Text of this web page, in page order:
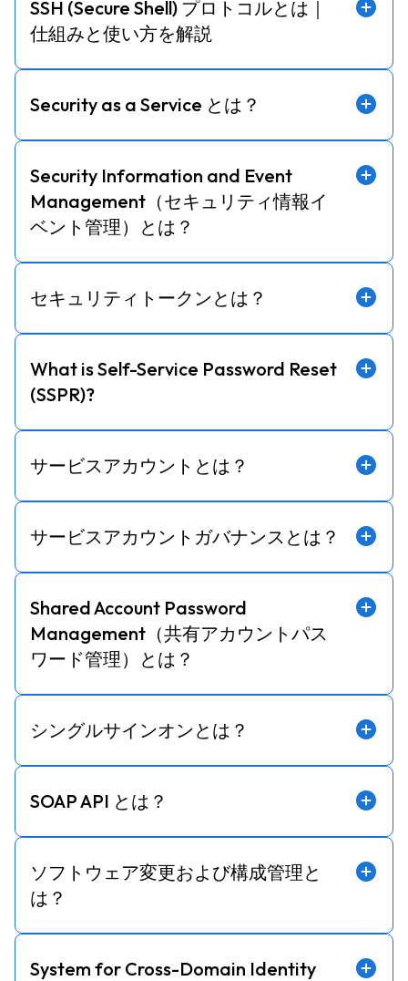
SSH (Secure Shell) プロトコルとは｜
仕組みと使い方を解説
Security as a Service とは？
Security Information and Event
Management（セキュリティ情報イ
ベント管理）とは？
セキュリティトークンとは？
What is Self-Service Password Reset
(SSPR)?
サービスアカウントとは？
サービスアカウントガバナンスとは？
Shared Account Password
Management（共有アカウントパス
ワード管理）とは？
シングルサインオンとは？
SOAP API とは？
ソフトウェア変更および構成管理と
は？
System for Cross-Domain Identity